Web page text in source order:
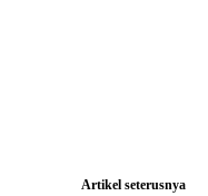
Artikel seterusnya